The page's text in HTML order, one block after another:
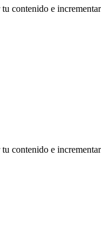
contenido e
contenido e